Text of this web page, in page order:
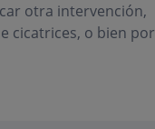
otra intervención,
cicatrices, o bien por